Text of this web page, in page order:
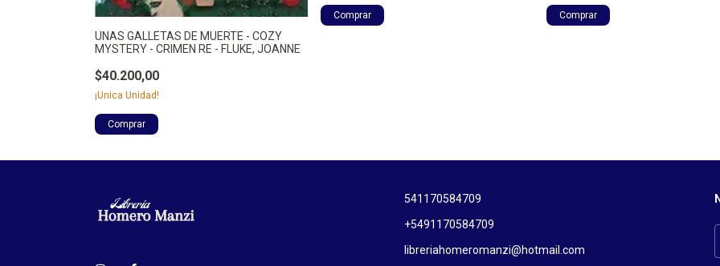
UNAS GALLETAS DE MUERTE - COZY
MYSTERY - CRIMEN RE - FLUKE, JOANNE
$40.200,00
¡Unica Unidad!
541170584709
+5491170584709
libreriahomeromanzi@hotmail.com